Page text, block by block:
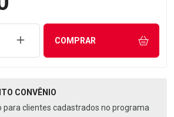
UNIDADEAUMENTAR UMA UNIDADE
COMPRAR
CONVÊNIO
para clientes cadastrados no programa